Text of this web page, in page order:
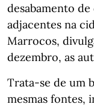
desabamento
adjacentes na
Marrocos,
dezembro, as
Trata-se de um
mesmas fontes,